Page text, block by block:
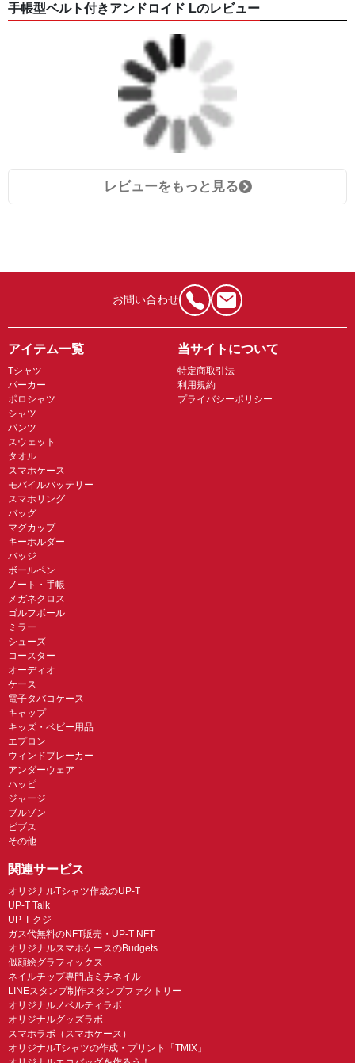
手帳型ベルト付きアンドロイド Lのレビュー
レビューをもっと見る
お問い合わせ
アイテム一覧
Tシャツ
パーカー
ポロシャツ
シャツ
パンツ
スウェット
タオル
スマホケース
モバイルバッテリー
スマホリング
バッグ
マグカップ
キーホルダー
バッジ
ボールペン
ノート・手帳
メガネクロス
ゴルフボール
ミラー
シューズ
コースター
オーディオ
ケース
電子タバコケース
キャップ
キッズ・ベビー用品
エプロン
ウィンドブレーカー
アンダーウェア
ハッピ
ジャージ
ブルゾン
ビブス
その他
当サイトについて
特定商取引法
利用規約
プライバシーポリシー
関連サービス
オリジナルTシャツ作成のUP-T
UP-T Talk
UP-T クジ
ガス代無料のNFT販売・UP-T NFT
オリジナルスマホケースのBudgets
似顔絵グラフィックス
ネイルチップ専門店ミチネイル
LINEスタンプ制作スタンプファクトリー
オリジナルノベルティラボ
オリジナルグッズラボ
スマホラボ（スマホケース）
オリジナルTシャツの作成・プリント「TMIX」